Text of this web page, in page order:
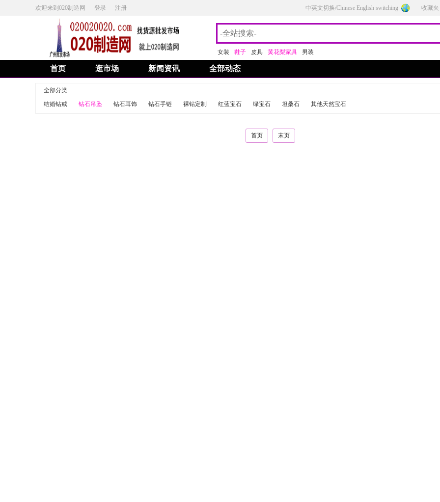
欢迎来到020制造网 登录 注册 中英文切换/Chinese English switching 收藏夹
女装 鞋子 皮具 黄花梨家具 男装
首页 逛市场 新闻资讯 全部动态
全部分类
结婚钻戒
钻石吊坠 钻石耳饰 钻石手链 裸钻定制 红蓝宝石 绿宝石 坦桑石 其他天然宝石
首页 末页